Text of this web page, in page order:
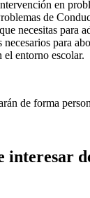
en
de
necesitas para
para
el entorno escolar.
de forma
interesar